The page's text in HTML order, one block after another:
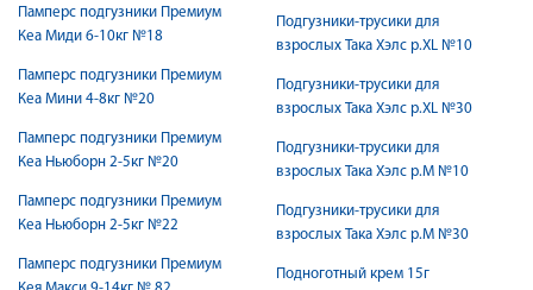
Памперс подгузники Премиум
Кеа Миди 6-10кг №18
Памперс подгузники Премиум
Кеа Мини 4-8кг №20
Памперс подгузники Премиум
Кеа Ньюборн 2-5кг №20
Памперс подгузники Премиум
Кеа Ньюборн 2-5кг №22
Памперс подгузники Премиум
Подгузники-трусики для
взрослых Така Хэлс р.XL №10
Подгузники-трусики для
взрослых Така Хэлс р.XL №30
Подгузники-трусики для
взрослых Така Хэлс р.М №10
Подгузники-трусики для
взрослых Така Хэлс р.М №30
Подноготный крем 15г